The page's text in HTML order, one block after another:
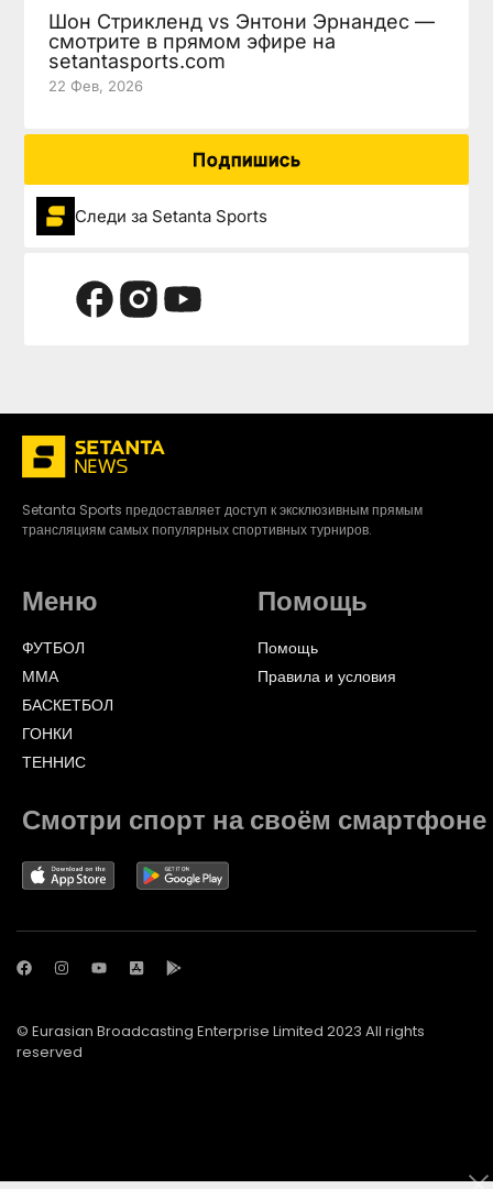
Шон Стрикленд vs Энтони Эрнандес —
смотрите в прямом эфире на
setantasports.com
22 Фев, 2026
Подпишись
Следи за Setanta Sports
Setanta Sports предоставляет доступ к эксклюзивным прямым
трансляциям самых популярных спортивных турниров.
Меню
ФУТБОЛ
ММА
БАСКЕТБОЛ
ГОНКИ
ТЕННИС
Помощь
Помощь
Правила и условия
Смотри спорт на своём смартфоне
© Eurasian Broadcasting Enterprise Limited 2023 All rights
reserved